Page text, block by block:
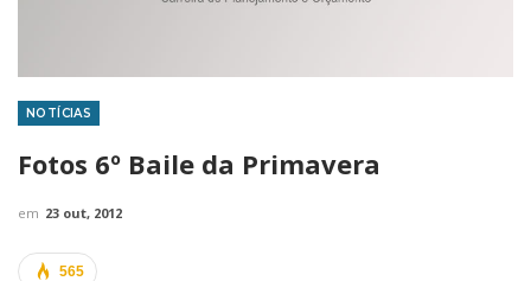
NOTÍCIAS
Fotos 6º Baile da Primavera
em 23 out, 2012
565